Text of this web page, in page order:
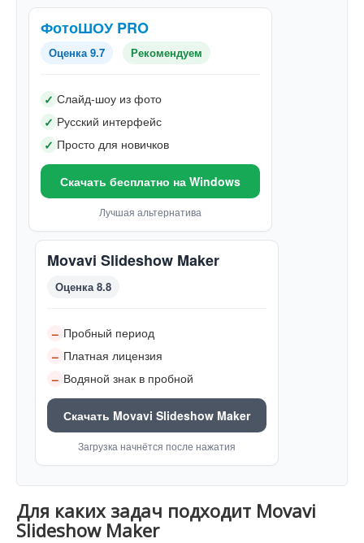
ФотоШОУ PRO
Оценка 9.7 Рекомендуем
✓ Слайд-шоу из фото
✓ Русский интерфейс
✓ Просто для новичков
Скачать бесплатно на Windows
Лучшая альтернатива
Movavi Slideshow Maker
Оценка 8.8
– Пробный период
– Платная лицензия
– Водяной знак в пробной
Скачать Movavi Slideshow Maker
Загрузка начнётся после нажатия
Для каких задач подходит Movavi
Slideshow Maker